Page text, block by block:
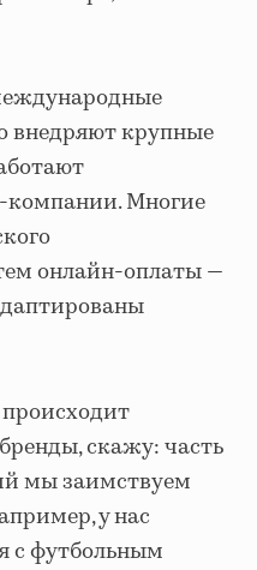
внедряют крупные
компании. Многие
онлайн-оплаты —
скажу: часть
мы заимствуем
у нас
с футбольным